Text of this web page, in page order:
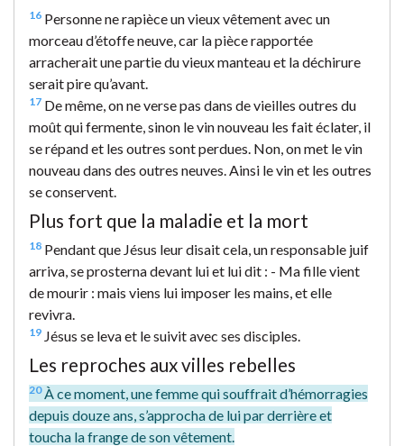
16 Personne ne rapièce un vieux vêtement avec un
morceau d’étoffe neuve, car la pièce rapportée
arracherait une partie du vieux manteau et la déchirure
serait pire qu’avant.
17 De même, on ne verse pas dans de vieilles outres du
moût qui fermente, sinon le vin nouveau les fait éclater, il
se répand et les outres sont perdues. Non, on met le vin
nouveau dans des outres neuves. Ainsi le vin et les outres
se conservent.
Plus fort que la maladie et la mort
18 Pendant que Jésus leur disait cela, un responsable juif
arriva, se prosterna devant lui et lui dit : - Ma fille vient
de mourir : mais viens lui imposer les mains, et elle
revivra.
19 Jésus se leva et le suivit avec ses disciples.
Les reproches aux villes rebelles
20À ce moment, une femme qui souffrait d’hémorragies
depuis douze ans, s’approcha de lui par derrière et
toucha la frange de son vêtement.